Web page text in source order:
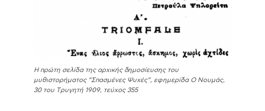
Η πρώτη σελίδα της αρχικής δημοσίευσης του
μυθιστορήματος “Σπασμένες Ψυχές”, εφημερίδα Ο Νουμάς,
30 του Τρυγητή 1909, τεύχος 355